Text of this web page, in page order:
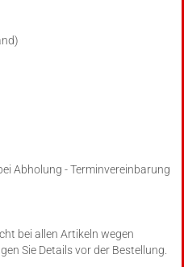
Abholung - Terminvereinbarung
bei allen Artikeln wegen
Sie Details vor der Bestellung.